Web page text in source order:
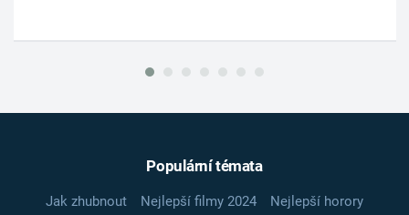
Populární témata
Jak zhubnout Nejlepší filmy 2024
Nejlepší horory